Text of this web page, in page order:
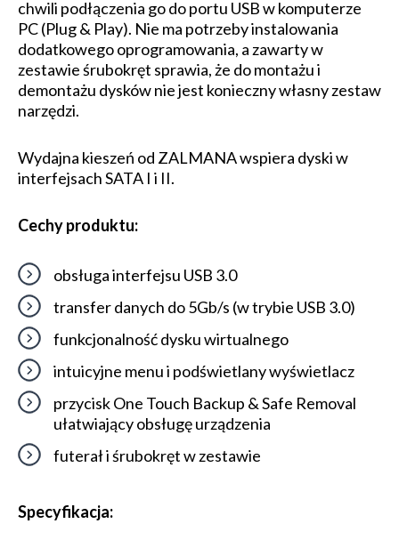
chwili podłączenia go do portu USB w komputerze
PC (Plug & Play). Nie ma potrzeby instalowania
dodatkowego oprogramowania, a zawarty w
zestawie śrubokręt sprawia, że do montażu i
demontażu dysków nie jest konieczny własny zestaw
narzędzi.
Wydajna kieszeń od ZALMANA wspiera dyski w
interfejsach SATA I i II.
Cechy produktu:
obsługa interfejsu USB 3.0
transfer danych do 5Gb/s (w trybie USB 3.0)
funkcjonalność dysku wirtualnego
intuicyjne menu i podświetlany wyświetlacz
przycisk One Touch Backup & Safe Removal
ułatwiający obsługę urządzenia
futerał i śrubokręt w zestawie
Specyfikacja: